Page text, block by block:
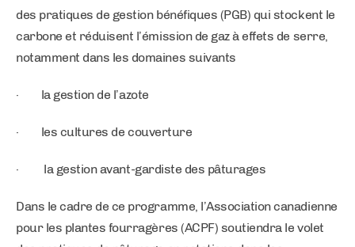
des pratiques de gestion bénéfiques (PGB) qui stockent le
carbone et réduisent l’émission de gaz à effets de serre,
notamment dans les domaines suivants
· la gestion de l’azote
· les cultures de couverture
· la gestion avant-gardiste des pâturages
Dans le cadre de ce programme, l’Association canadienne
pour les plantes fourragères (ACPF) soutiendra le volet